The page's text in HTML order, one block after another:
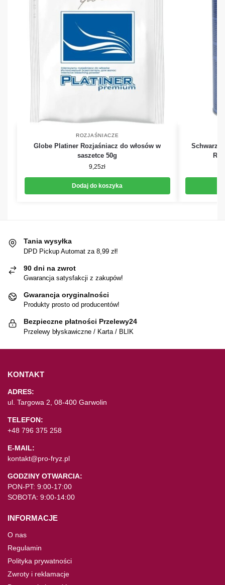
ROZJAŚNIACZE
Globe Platiner Rozjaśniacz do włosów w
saszetce 50g
9,25zł
Dodaj do koszyka
Tania wysyłka
DPD Pickup Automat za 8,99 zł!
90 dni na zwrot
Gwarancja satysfakcji z zakupów!
Gwarancja oryginalności
Produkty prosto od producentów!
Bezpieczne płatności Przelewy24
Przelewy błyskawiczne / Karta / BLIK
KONTAKT
ADRES:
ul. Targowa 2, 08-400 Garwolin
TELEFON:
+48 796 375 258
E-MAIL:
kontakt@pro-fryz.pl
GODZINY OTWARCIA:
PON-PT: 9:00-17:00
SOBOTA: 9:00-14:00
INFORMACJE
O nas
Regulamin
Polityka prywatności
Zwroty i reklamacje